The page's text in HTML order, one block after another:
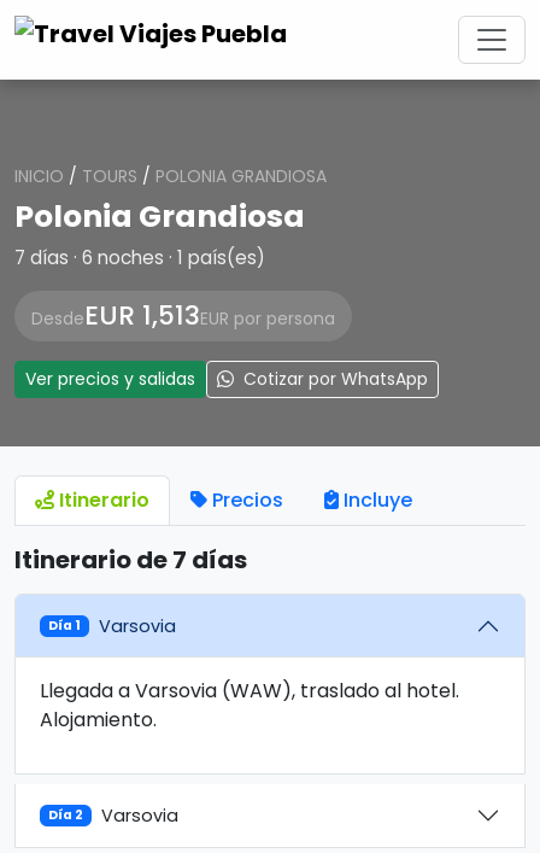
INICIO / TOURS / POLONIA GRANDIOSA
Polonia Grandiosa
7 días · 6 noches · 1 país(es)
DesdeEUR 1,513EUR por persona
Ver precios y salidas Cotizar por WhatsApp
Itinerario Precios Incluye
Itinerario de 7 días
Día 1 Varsovia
Llegada a Varsovia (WAW), traslado al hotel.
Alojamiento.
Día 2 Varsovia